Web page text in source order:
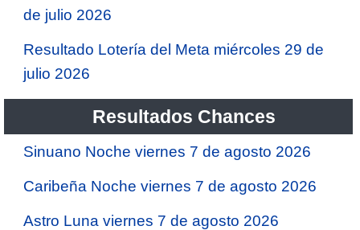
de julio 2026
Resultado Lotería del Meta miércoles 29 de
julio 2026
Resultados Chances
Sinuano Noche viernes 7 de agosto 2026
Caribeña Noche viernes 7 de agosto 2026
Astro Luna viernes 7 de agosto 2026